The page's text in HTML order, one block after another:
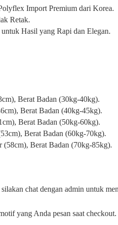
Import Premium dari Korea.
Retak.
Hasil yang Rapi dan Elegan.
Berat Badan (30kg-40kg).
Berat Badan (40kg-45kg).
Berat Badan (50kg-60kg).
Berat Badan (60kg-70kg).
Berat Badan (70kg-85kg).
chat dengan admin untuk
yang Anda pesan saat